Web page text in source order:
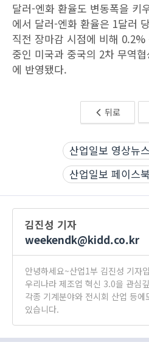
달러-엔화 환율도 변동폭을 키
에서 달러-엔화 환율은 1달러
직전 장마감 시점에 비해
중인 미국과 중국의 2차 무역
에 반영됐다.
뒤로
산업일보 영상뉴
산업일보 페이스
김진성 기자
weekendk@kidd.co.kr
안녕하세요~산업1부 김진성 기자
우리나라 제조업 혁신 3.0을 관심
각종 기계분야와 전시회 산업 등
있습니다.